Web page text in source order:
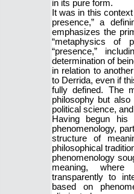
in its pure form.
It was in this
presence,” a
emphasizes the
“metaphysics of
“presence,”
determination of
in relation to
to Derrida, even if
fully defined. The
philosophy but
political science,
Having begun his
phenomenology,
structure of
philosophical
phenomenology
meaning, where
transparently to
based on